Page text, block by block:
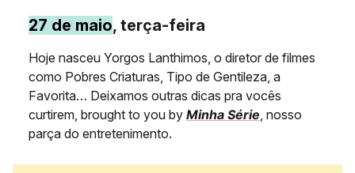
27 de maio, terça-feira
Hoje nasceu Yorgos Lanthimos, o diretor de filmes
como Pobres Criaturas, Tipo de Gentileza, a
Favorita… Deixamos outras dicas pra vocês
curtirem, brought to you by Minha Série, nosso
parça do entretenimento.